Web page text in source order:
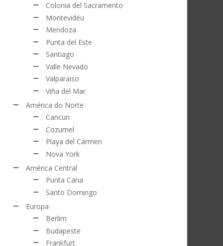
Colonia del Sacramento
Montevidéu
Mendoza
Punta del Este
Santiago
Valle Nevado
Valparaiso
Viña del Mar
América do Norte
Cancun
Cozumel
Playa del Carmen
Nova York
América Central
Punta Cana
Santo Domingo
Europa
Berlim
Budapeste
Frankfurt